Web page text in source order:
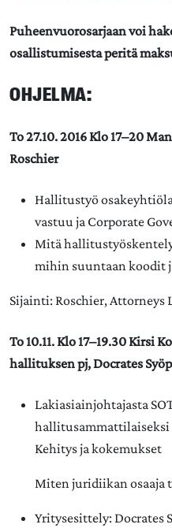
Puheenvuorosarjaan voi
osallistumisesta peritä
OHJELMA:
To 27.10. 2016 Klo 17–20
Roschier
Hallitustyö
vastuu ja Corporate
Mitä
mihin suuntaan koodit
Sijainti: Roschier, Attorneys
To 10.11. Klo 17–19.30
hallituksen pj, Docrates
Lakiasiainjohtajasta
hallitusammattilaiseksi
Kehitys ja kokemukset
Miten juridiikan osaaja
Yritysesittely: Docrates